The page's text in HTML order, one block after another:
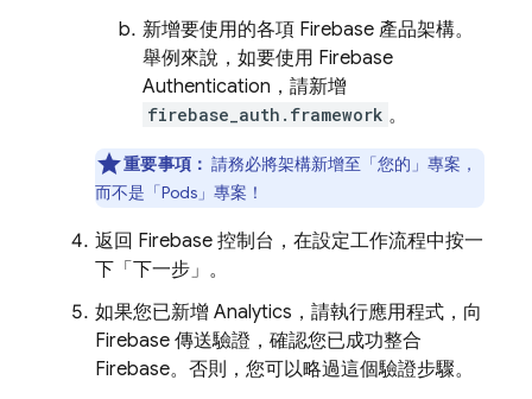
新增要使用的各項 Firebase 產品架構。
舉例來說，如要使用 Firebase
Authentication ，請新增
firebase_auth.framework 。
重要事項： 請務必將架構新增至「您的」專案，
而不是「Pods」 專案！
返回 Firebase 控制台，在設定工作流程中按一
下「下一步」 。
如果您已新增 Analytics ，請執行應用程式，向
Firebase 傳送驗證，確認您已成功整合
Firebase。否則，您可以略過這個驗證步驟。